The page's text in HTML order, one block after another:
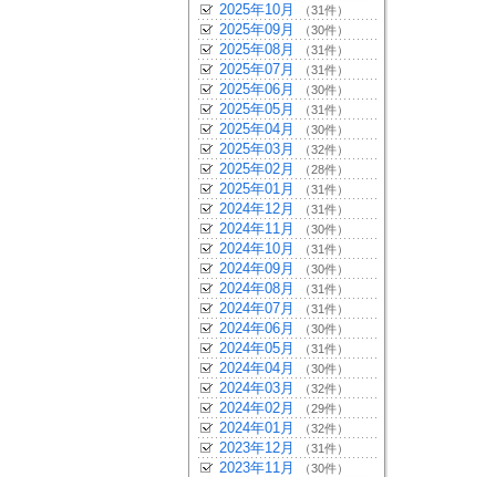
2025年10月 （31件）
2025年09月 （30件）
2025年08月 （31件）
2025年07月 （31件）
2025年06月 （30件）
2025年05月 （31件）
2025年04月 （30件）
2025年03月 （32件）
2025年02月 （28件）
2025年01月 （31件）
2024年12月 （31件）
2024年11月 （30件）
2024年10月 （31件）
2024年09月 （30件）
2024年08月 （31件）
2024年07月 （31件）
2024年06月 （30件）
2024年05月 （31件）
2024年04月 （30件）
2024年03月 （32件）
2024年02月 （29件）
2024年01月 （32件）
2023年12月 （31件）
2023年11月 （30件）